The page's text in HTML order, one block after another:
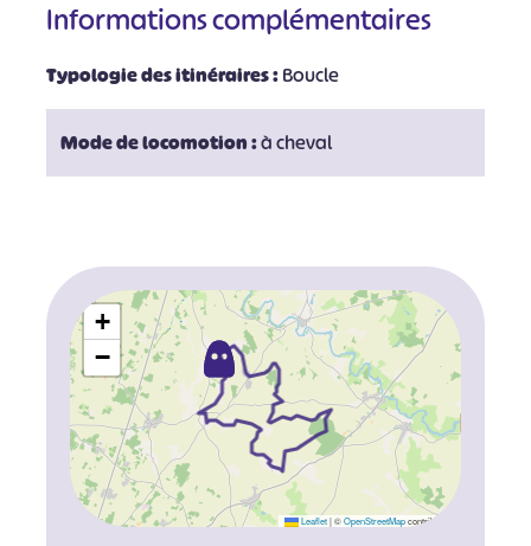
Informations complémentaires
Typologie des itinéraires :Boucle
Mode de locomotion :à cheval
+
−
Leaflet |©OpenStreetMapcontributors